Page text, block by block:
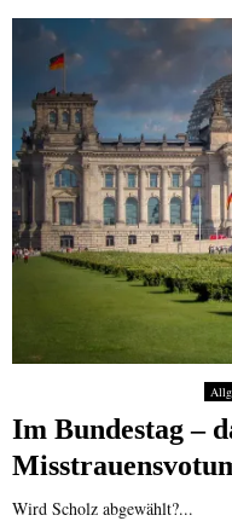
Im Bundestag –
Wird Scholz abgewählt?...